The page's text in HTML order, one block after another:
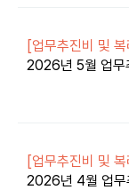
[업무추진비 및
2026년 5월 업무
[업무추진비 및
2026년 4월 업무